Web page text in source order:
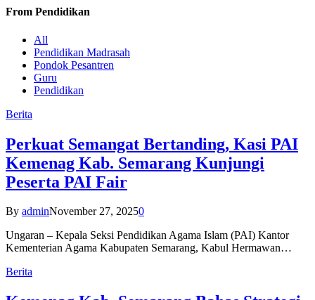
From Pendidikan
All
Pendidikan Madrasah
Pondok Pesantren
Guru
Pendidikan
Berita
Perkuat Semangat Bertanding, Kasi PAI
Kemenag Kab. Semarang Kunjungi
Peserta PAI Fair
By adminNovember 27, 20250
Ungaran – Kepala Seksi Pendidikan Agama Islam (PAI) Kantor
Kementerian Agama Kabupaten Semarang, Kabul Hermawan…
Berita